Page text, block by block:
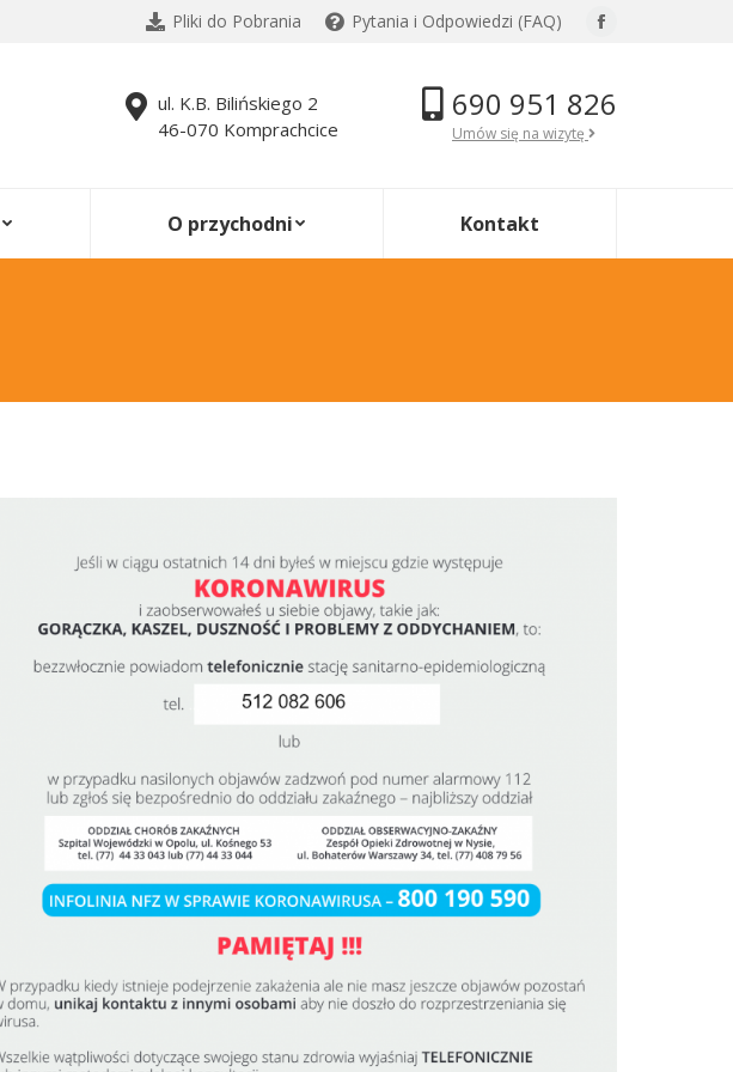
Pliki do Pobrania Pytania i Odpowiedzi (FAQ)
Facebook
opens
ul. K.B. Bilińskiego 2
46-070 Komprachcice
690 951 826
Umów się na wizytę
O przychodni Kontakt